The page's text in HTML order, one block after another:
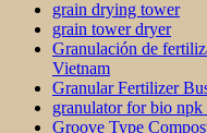
grain drying tower
grain tower dryer
Granulación de
Vietnam
Granular Fertilizer
granulator for bio
Groove Type